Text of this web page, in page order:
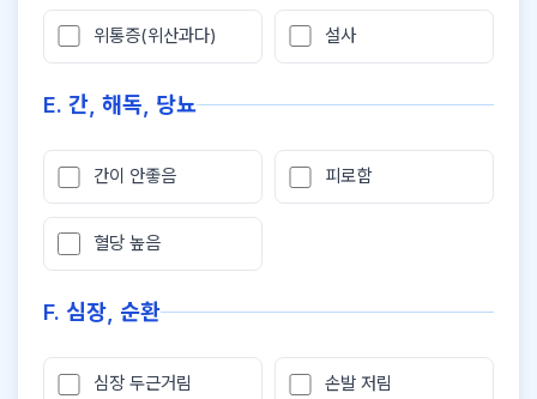
위통증(위산과다) 설사
E. 간, 해독, 당뇨
간이 안좋음 피로함
혈당 높음
F. 심장, 순환
심장 두근거림 손발 저림